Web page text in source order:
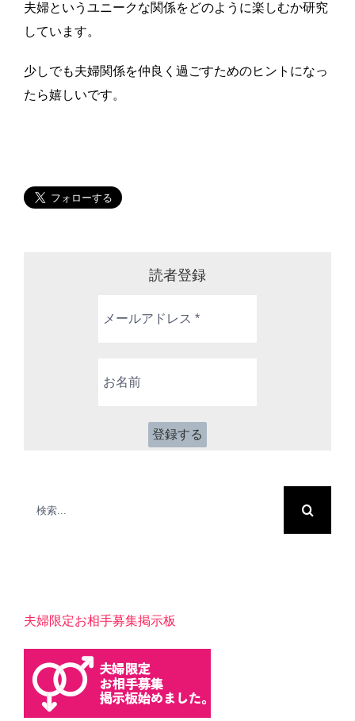
夫婦というユニークな関係をどのように楽しむか研究
しています。
少しでも夫婦関係を仲良く過ごすためのヒントになっ
たら嬉しいです。
読者登録
ー
*
夫婦限定お相手募集掲示板